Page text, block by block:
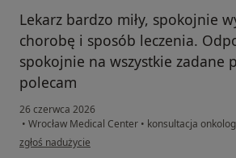
Lekarz bardzo miły, spokojnie
chorobę i sposób leczenia.
spokojnie na wszystkie zadane
polecam
26 czerwca 2026
• Wrocław Medical Center • konsultacja
w opinii użytkownika Marzena
zgłoś nadużycie